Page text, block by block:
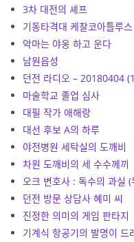
3차 대전의 셰프
기동타격대 케찰코아틀루스
악마는 야옹 하고 운다
남원읍성
던전 라디오 – 20180404
마술학교 졸업 심사
대필 작가 애해랑
대선 후보 A의 하루
야전병원 세탁실의 도깨비
차원 도깨비의 세 수수께끼
오크 변호사 : 독수의 과실 (
던전 방문 상담사 혜미 씨
진정한 의미의 게임 판타지
기계식 항공기의 발명이 드